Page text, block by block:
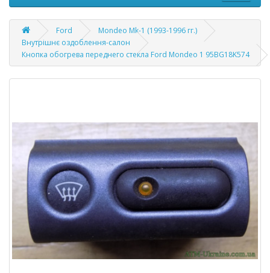
Ford
Mondeo Mk-1 (1993-1996 гг.)
Внутрішнє оздоблення-салон
Кнопка обогрева переднего стекла Ford Mondeo 1 95BG18K574